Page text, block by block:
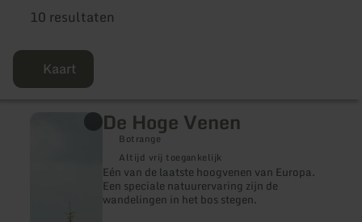
10 resultaten
Kaart
De Hoge Venen
Botrange
Altijd vrij toegankelijk
Eén van de laatste hoogvenen van Europa.
Een speciale natuurervaring zijn de
wandelingen in het bos stegen.